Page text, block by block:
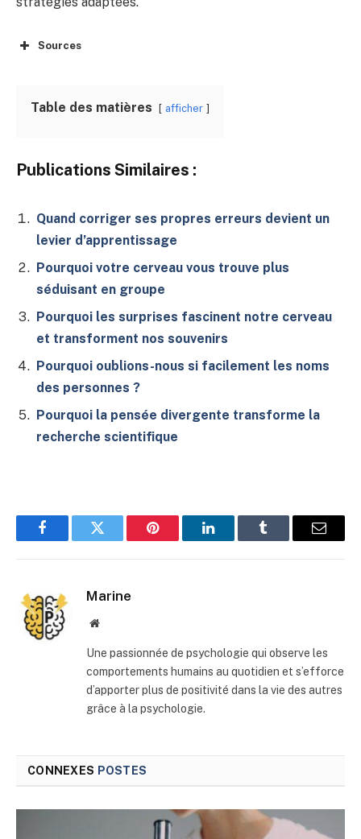
Sources
Table des matières afficher
Publications Similaires :
Quand corriger ses propres erreurs devient un
levier d’apprentissage
Pourquoi votre cerveau vous trouve plus
séduisant en groupe
Pourquoi les surprises fascinent notre cerveau
et transforment nos souvenirs
Pourquoi oublions-nous si facilement les noms
des personnes ?
Pourquoi la pensée divergente transforme la
recherche scientifique
FacebookTwitter Pinterest LinkedInTumblr
E-
Marine
Site
Une passionnée de psychologie qui observe les
comportements humains au quotidien et s’efforce
d’apporter plus de positivité dans la vie des autres
grâce à la psychologie.
CONNEXES POSTES